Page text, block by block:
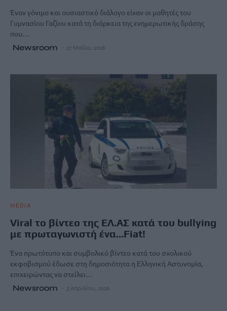
Έναν γόνιμο και ουσιαστικό διάλογο είχαν οι μαθητές του
Γυμνασίου Γαζίου κατά τη διάρκεια της ενημερωτικής δράσης
που…
Newsroom 27 Μαΐου, 2026
MEDIA
Viral το βίντεο της ΕΛ.ΑΣ κατά του bullying
με πρωταγωνιστή ένα…Fiat!
Ένα πρωτότυπο και συμβολικό βίντεο κατά του σχολικού
εκφοβισμού έδωσε στη δημοσιότητα η Ελληνική Αστυνομία,
επιχειρώντας να στείλει…
Newsroom 3 Απριλίου, 2026